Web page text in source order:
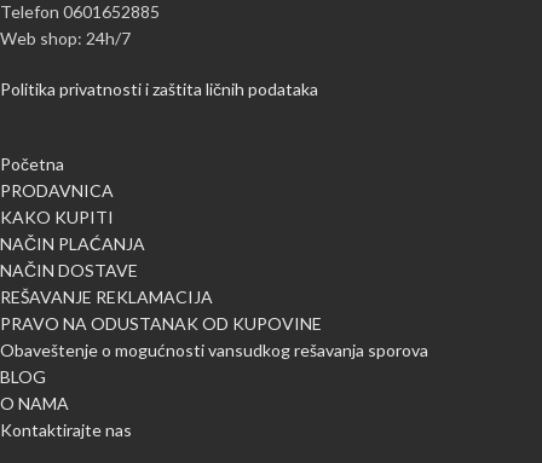
Telefon 0601652885
Web shop: 24h/7
Politika privatnosti i zaštita ličnih podataka
Početna
PRODAVNICA
KAKO KUPITI
NAČIN PLAĆANJA
NAČIN DOSTAVE
REŠAVANJE REKLAMACIJA
PRAVO NA ODUSTANAK OD KUPOVINE
Obaveštenje o mogućnosti vansudkog rešavanja sporova
BLOG
O NAMA
Kontaktirajte nas